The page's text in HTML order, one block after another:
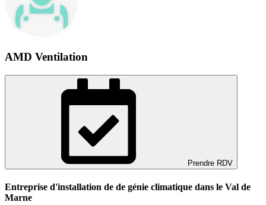
AMD Ventilation
Prendre RDV
Entreprise d'installation de de génie climatique dans le Val de
Marne